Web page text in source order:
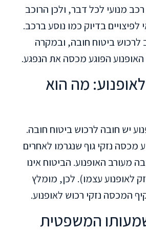
רכב מנועי לכל דבר, ולכן הרוכב
בדיוק כמו נוסע ברכב.
לרכוש ביטוח חובה, ובמקרה
הפוגע מכסה את הנפגע.
מה הוא
יש חובה לרכוש ביטוח חובה.
מכסה נזקי גוף שנגרמו לאחרים
מעורב האופנוע. הביטוח אינו
לאופנוע עצמו). לכן, מומלץ
המכסה נזקי רכוש לאופנוע.
המשפטית